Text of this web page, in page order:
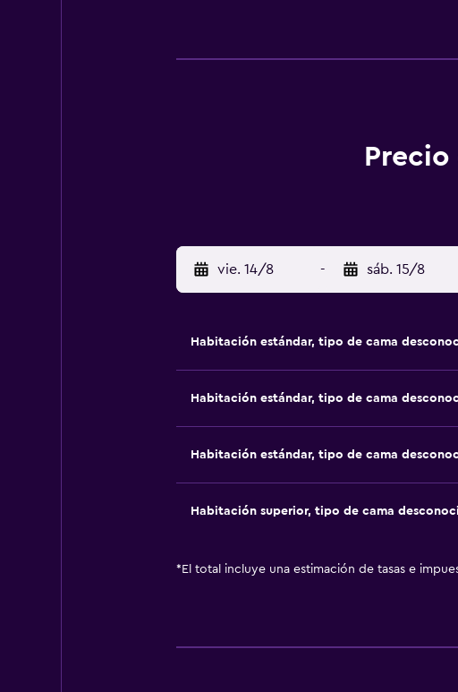
vie. 14/8 - sáb. 15/8
Habitación estándar, tipo de cama
Habitación estándar, tipo de cama
Habitación estándar, tipo de cama
Habitación superior, tipo de cama
* El total incluye una estimación de tasas e